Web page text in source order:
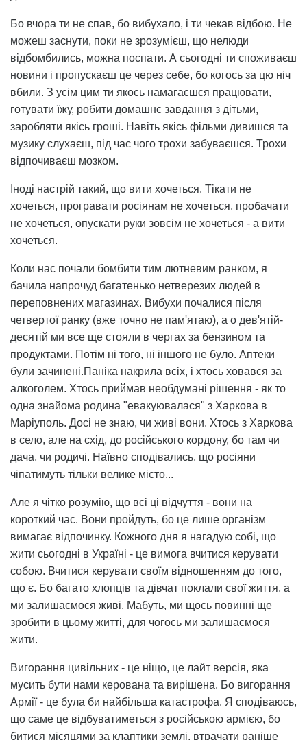
Бо вчора ти не спав, бо вибухало, і ти чекав відбою. Не
можеш заснути, поки не зрозумієш, що нелюди
відбомбились, можна поспати. А сьогодні ти споживаєш
новини і пропускаєш це через себе, бо когось за цю ніч
вбили. З усім цим ти якось намагаєшся працювати,
готувати їжу, робити домашнє завдання з дітьми,
заробляти якісь гроші. Навіть якісь фільми дивишся та
музику слухаєш, під час чого трохи забуваєшся. Трохи
відпочиваєш мозком.
Іноді настрій такий, що вити хочеться. Тікати не
хочеться, програвати росіянам не хочеться, пробачати
не хочеться, опускати руки зовсім не хочеться - а вити
хочеться.
Коли нас почали бомбити тим лютневим ранком, я
бачила напрочуд багатенько нетверезих людей в
переповнених магазинах. Вибухи почалися після
четвертої ранку (вже точно не пам'ятаю), а о дев'ятій-
десятій ми все ще стояли в чергах за бензином та
продуктами. Потім ні того, ні іншого не було. Аптеки
були зачинені.Паніка накрила всіх, і хтось ховався за
алкоголем. Хтось приймав необдумані рішення - як то
одна знайома родина "евакуювалася" з Харкова в
Маріуполь. Досі не знаю, чи живі вони. Хтось з Харкова
в село, але на схід, до російського кордону, бо там чи
дача, чи родичі. Наївно сподівались, що росіяни
чіпатимуть тільки велике місто...
Але я чітко розумію, що всі ці відчуття - вони на
короткий час. Вони пройдуть, бо це лише організм
вимагає відпочинку. Кожного дня я нагадую собі, що
жити сьогодні в Україні - це вимога вчитися керувати
собою. Вчитися керувати своїм відношенням до того,
що є. Бо багато хлопців та дівчат поклали свої життя, а
ми залишаємося живі. Мабуть, ми щось повинні ще
зробити в цьому житті, для чогось ми залишаємося
жити.
Вигорання цивільних - це ніщо, це лайт версія, яка
мусить бути нами керована та вирішена. Бо вигорання
Армії - це була би найбільша катастрофа. Я сподіваюсь,
що саме це відбуватиметься з російською армією, бо
битися місяцями за клаптики землі, втрачати раніше